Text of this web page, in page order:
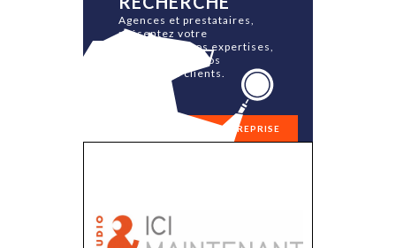
Agences et prestataires,
présentez votre
philosophie, vos expertises,
vos équipes et vos
références clients.
RÉFÉRENCER MON ENTREPRISE